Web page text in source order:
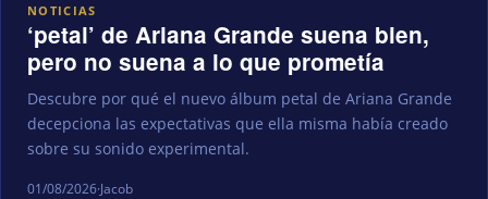
NOTICIAS
‘petal’ de Ariana Grande suena bien,
pero no suena a lo que prometía
Descubre por qué el nuevo álbum petal de Ariana Grande
decepciona las expectativas que ella misma había creado
sobre su sonido experimental.
01/08/2026·Jacob